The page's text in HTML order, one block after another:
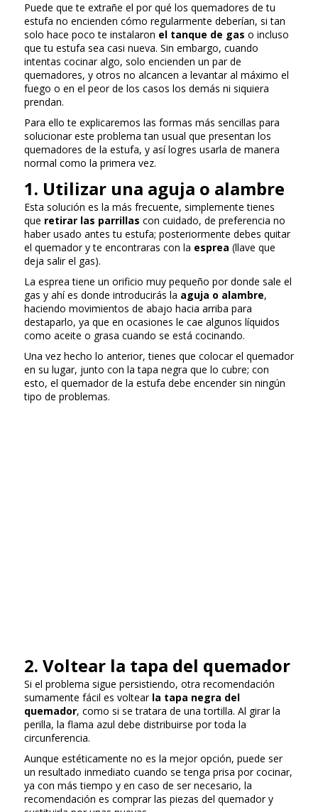
Puede que te extrañe el por qué los quemadores de tu
estufa no encienden cómo regularmente deberían, si tan
solo hace poco te instalaron el tanque de gas o incluso
que tu estufa sea casi nueva. Sin embargo, cuando
intentas cocinar algo, solo encienden un par de
quemadores, y otros no alcancen a levantar al máximo el
fuego o en el peor de los casos los demás ni siquiera
prendan.
Para ello te explicaremos las formas más sencillas para
solucionar este problema tan usual que presentan los
quemadores de la estufa, y así logres usarla de manera
normal como la primera vez.
1. Utilizar una aguja o alambre
Esta solución es la más frecuente, simplemente tienes
que retirar las parrillas con cuidado, de preferencia no
haber usado antes tu estufa; posteriormente debes quitar
el quemador y te encontraras con la esprea (llave que
deja salir el gas).
La esprea tiene un orificio muy pequeño por donde sale el
gas y ahí es donde introducirás la aguja o alambre,
haciendo movimientos de abajo hacia arriba para
destaparlo, ya que en ocasiones le cae algunos líquidos
como aceite o grasa cuando se está cocinando.
Una vez hecho lo anterior, tienes que colocar el quemador
en su lugar, junto con la tapa negra que lo cubre; con
esto, el quemador de la estufa debe encender sin ningún
tipo de problemas.
2. Voltear la tapa del quemador
Si el problema sigue persistiendo, otra recomendación
sumamente fácil es voltear la tapa negra del
quemador, como si se tratara de una tortilla. Al girar la
perilla, la flama azul debe distribuirse por toda la
circunferencia.
Aunque estéticamente no es la mejor opción, puede ser
un resultado inmediato cuando se tenga prisa por cocinar,
ya con más tiempo y en caso de ser necesario, la
recomendación es comprar las piezas del quemador y